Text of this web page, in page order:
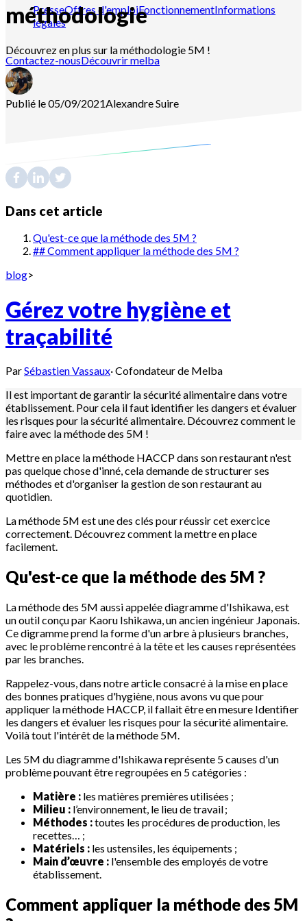
PresseOffres d'emploiFonctionnementInformations
légales
Contactez-nousDécouvrir melba
méthodologie
Découvrez en plus sur la méthodologie 5M !
Publié le 05/09/2021AlexandreSuire
Dans cet article
Qu'est-ce que la méthode des 5M ?
## Comment appliquer la méthode des 5M ?
blog>
Gérez votre hygiène et
traçabilité
ParSébastien Vassaux·Cofondateur de Melba
Il est important de garantir la sécurité alimentaire dans votre
établissement. Pour cela il faut identifier les dangers et évaluer
les risques pour la sécurité alimentaire. Découvrez comment le
faire avec la méthode des 5M !
Mettre en place la méthode HACCP dans son restaurant n'est
pas quelque chose d'inné, cela demande de structurer ses
méthodes et d'organiser la gestion de son restaurant au
quotidien.
La méthode 5M est une des clés pour réussir cet exercice
correctement. Découvrez comment la mettre en place
facilement.
Qu'est-ce que la méthode des 5M ?
La méthode des 5M aussi appelée diagramme d'Ishikawa, est
un outil conçu par Kaoru Ishikawa, un ancien ingénieur Japonais.
Ce digramme prend la forme d'un arbre à plusieurs branches,
avec le problème rencontré à la tête et les causes représentées
par les branches.
Rappelez-vous, dans notre article consacré à la mise en place
des bonnes pratiques d'hygiène, nous avons vu que pour
appliquer la méthode HACCP, il fallait être en mesure Identifier
les dangers et évaluer les risques pour la sécurité alimentaire.
Voilà tout l'intérêt de la méthode 5M.
Les 5M du diagramme d'Ishikawa représente 5 causes d'un
problème pouvant être regroupées en 5 catégories :
Matière : les matières premières utilisées ;
Milieu : l’environnement, le lieu de travail ;
Méthodes :toutes les procédures de production, les
recettes… ;
Matériels : les ustensiles, les équipements ;
Main d’œuvre : l'ensemble des employés de votre
établissement.
Comment appliquer la méthode des 5M